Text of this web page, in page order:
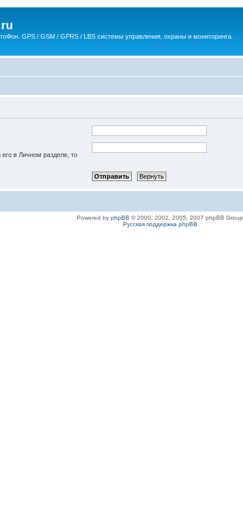
GPS / GSM / GPRS / LBS системы управления, охраны и мониторинга.
в Личном разделе, то
Powered by phpBB © 2000, 2002, 2005, 2007 phpBB Group
Русская поддержка phpBB